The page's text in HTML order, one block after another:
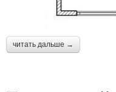
читать дальше →